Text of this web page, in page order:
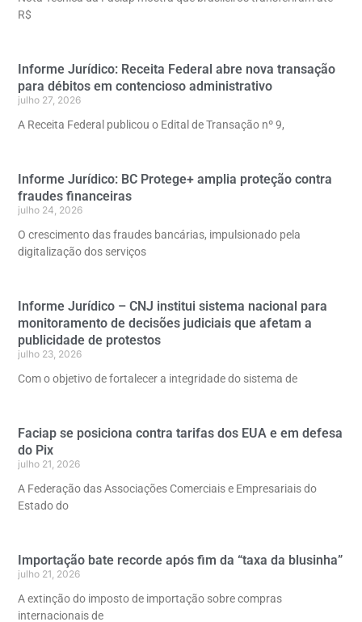
R$
Informe Jurídico: Receita Federal abre nova transação
para débitos em contencioso administrativo
julho 27, 2026
A Receita Federal publicou o Edital de Transação nº 9,
Informe Jurídico: BC Protege+ amplia proteção contra
fraudes financeiras
julho 24, 2026
O crescimento das fraudes bancárias, impulsionado pela
digitalização dos serviços
Informe Jurídico – CNJ institui sistema nacional para
monitoramento de decisões judiciais que afetam a
publicidade de protestos
julho 23, 2026
Com o objetivo de fortalecer a integridade do sistema de
Faciap se posiciona contra tarifas dos EUA e em defesa
do Pix
julho 21, 2026
A Federação das Associações Comerciais e Empresariais do
Estado do
Importação bate recorde após fim da “taxa da blusinha”
julho 21, 2026
A extinção do imposto de importação sobre compras
internacionais de